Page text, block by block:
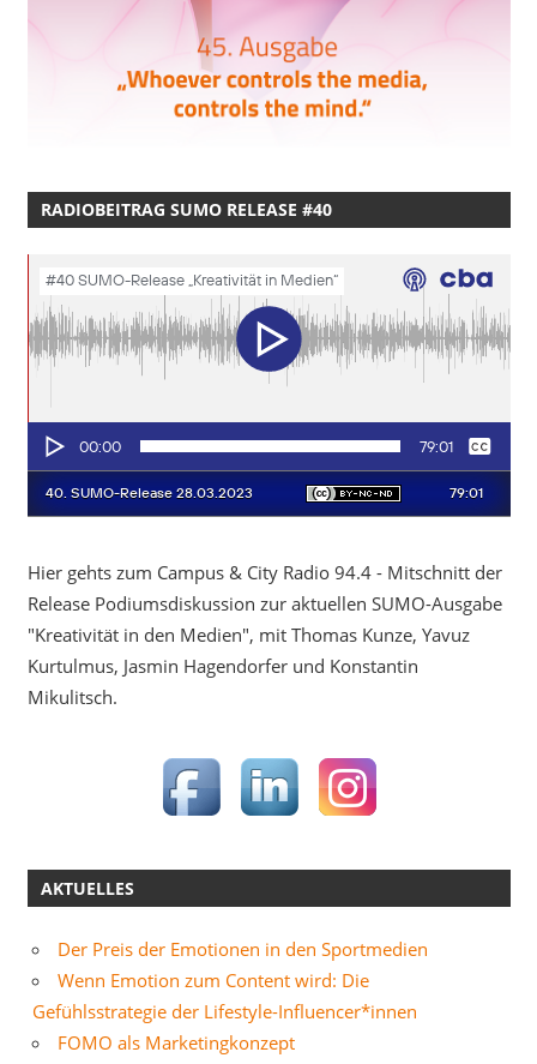
RADIOBEITRAG SUMO RELEASE #40
Hier gehts zum Campus & City Radio 94.4 - Mitschnitt der
Release Podiumsdiskussion zur aktuellen SUMO-Ausgabe
"Kreativität in den Medien", mit Thomas Kunze, Yavuz
Kurtulmus, Jasmin Hagendorfer und Konstantin
Mikulitsch.
AKTUELLES
Der Preis der Emotionen in den Sportmedien
Wenn Emotion zum Content wird: Die
Gefühlsstrategie der Lifestyle-Influencer*innen
FOMO als Marketingkonzept